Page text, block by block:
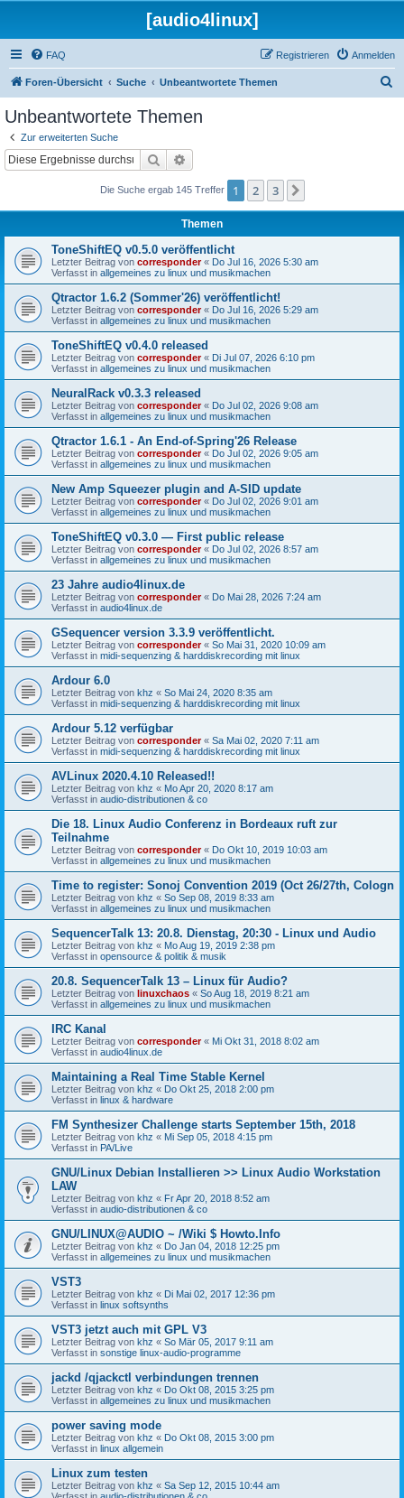
[audio4linux]
FAQ Anmelden
Registrieren
Foren-Übersicht Suche Unbeantwortete Themen
Unbeantwortete Themen
Zur erweiterten Suche
Suche
Die Suche ergab 145 Treffer 1 2 3
Themen
ToneShiftEQ v0.5.0 veröffentlicht
Letzter Beitrag von corresponder« Do Jul 16, 2026 5:30 am
Verfasst in allgemeines zu linux und musikmachen
Qtractor 1.6.2 (Sommer'26) veröffentlicht!
Letzter Beitrag von corresponder« Do Jul 16, 2026 5:29 am
Verfasst in allgemeines zu linux und musikmachen
ToneShiftEQ v0.4.0 released
Letzter Beitrag von corresponder« Di Jul 07, 2026 6:10 pm
Verfasst in allgemeines zu linux und musikmachen
NeuralRack v0.3.3 released
Letzter Beitrag von corresponder« Do Jul 02, 2026 9:08 am
Verfasst in allgemeines zu linux und musikmachen
Qtractor 1.6.1 - An End-of-Spring'26 Release
Letzter Beitrag von corresponder« Do Jul 02, 2026 9:05 am
Verfasst in allgemeines zu linux und musikmachen
New Amp Squeezer plugin and A-SID update
Letzter Beitrag von corresponder« Do Jul 02, 2026 9:01 am
Verfasst in allgemeines zu linux und musikmachen
ToneShiftEQ v0.3.0 — First public release
Letzter Beitrag von corresponder« Do Jul 02, 2026 8:57 am
Verfasst in allgemeines zu linux und musikmachen
23 Jahre audio4linux.de
Letzter Beitrag von corresponder« Do Mai 28, 2026 7:24 am
Verfasst in audio4linux.de
GSequencer version 3.3.9 veröffentlicht.
Letzter Beitrag von corresponder« So Mai 31, 2020 10:09 am
Verfasst in midi-sequenzing & harddiskrecording mit linux
Ardour 6.0
Letzter Beitrag von khz « So Mai 24, 2020 8:35 am
Verfasst in midi-sequenzing & harddiskrecording mit linux
Ardour 5.12 verfügbar
Letzter Beitrag von corresponder« Sa Mai 02, 2020 7:11 am
Verfasst in midi-sequenzing & harddiskrecording mit linux
AVLinux 2020.4.10 Released!!
Letzter Beitrag von khz « Mo Apr 20, 2020 8:17 am
Verfasst in audio-distributionen & co
Die 18. Linux Audio Conferenz in Bordeaux ruft zur
Teilnahme
Letzter Beitrag von corresponder« Do Okt 10, 2019 10:03 am
Verfasst in allgemeines zu linux und musikmachen
Time to register: Sonoj Convention 2019 (Oct 26/27th, Cologn
Letzter Beitrag von khz « So Sep 08, 2019 8:33 am
Verfasst in allgemeines zu linux und musikmachen
SequencerTalk 13: 20.8. Dienstag, 20:30 - Linux und Audio
Letzter Beitrag von khz « Mo Aug 19, 2019 2:38 pm
Verfasst in opensource & politik & musik
20.8. SequencerTalk 13 – Linux für Audio?
Letzter Beitrag von linuxchaos « So Aug 18, 2019 8:21 am
Verfasst in allgemeines zu linux und musikmachen
IRC Kanal
Letzter Beitrag von corresponder« Mi Okt 31, 2018 8:02 am
Verfasst in audio4linux.de
Maintaining a Real Time Stable Kernel
Letzter Beitrag von khz « Do Okt 25, 2018 2:00 pm
Verfasst in linux & hardware
FM Synthesizer Challenge starts September 15th, 2018
Letzter Beitrag von khz « Mi Sep 05, 2018 4:15 pm
Verfasst in PA/Live
GNU/Linux Debian Installieren >> Linux Audio Workstation
LAW
Letzter Beitrag von khz « Fr Apr 20, 2018 8:52 am
Verfasst in audio-distributionen & co
GNU/LINUX@AUDIO ~ /Wiki $ Howto.Info
Letzter Beitrag von khz « Do Jan 04, 2018 12:25 pm
Verfasst in allgemeines zu linux und musikmachen
VST3
Letzter Beitrag von khz « Di Mai 02, 2017 12:36 pm
Verfasst in linux softsynths
VST3 jetzt auch mit GPL V3
Letzter Beitrag von khz « So Mär 05, 2017 9:11 am
Verfasst in sonstige linux-audio-programme
jackd /qjackctl verbindungen trennen
Letzter Beitrag von khz « Do Okt 08, 2015 3:25 pm
Verfasst in allgemeines zu linux und musikmachen
power saving mode
Letzter Beitrag von khz « Do Okt 08, 2015 3:00 pm
Verfasst in linux allgemein
Linux zum testen
Letzter Beitrag von khz « Sa Sep 12, 2015 10:44 am
Verfasst in audio-distributionen & co